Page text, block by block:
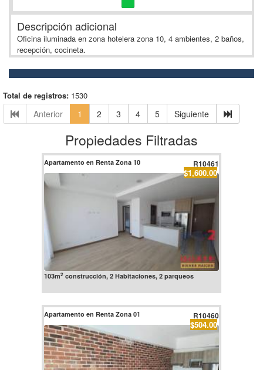
Descripción adicional
Oficina iluminada en zona hotelera zona 10, 4 ambientes, 2 baños,
recepción, cocineta.
Total de registros: 1530
Anterior 1 2 3 4 5 Siguiente
Propiedades Filtradas
Apartamento en Renta Zona 10 R10461
$1,600.00
103m2construcción, 2 Habitaciones, 2 parqueos
Apartamento en Renta Zona 01 R10460
$504.00